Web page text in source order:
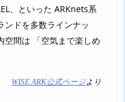
、といった ARKnets系
ンドを多数ラインナッ
空間は 「空気まで楽しめ
WISE ARK公式ページより